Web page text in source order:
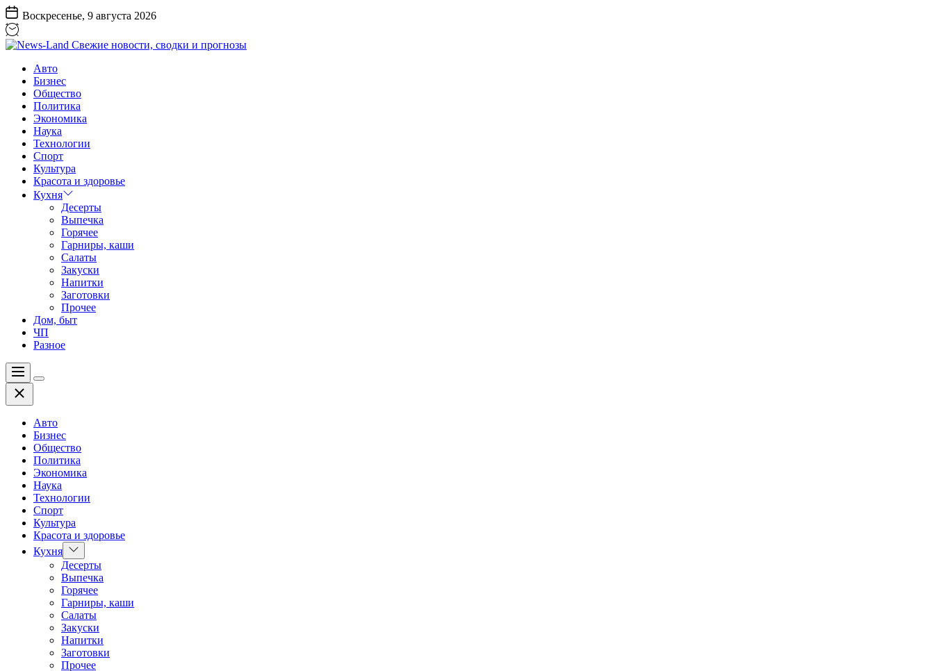
Перейти
к
содержанию
Воскресенье, 9 августа 2026
Land
Свежие
новости,
сводки
прогнозы
Авто
Бизнес
Общество
Политика
Экономика
Наука
Технологии
Спорт
Культура
Красота и здоровье
Кухня
Десерты
Выпечка
Горячее
Гарниры, каши
Салаты
Закуски
Напитки
Заготовки
Прочее
Дом, быт
ЧП
Разное
Меню
Цвет
Закрыть
Авто
Бизнес
Общество
Политика
Экономика
Наука
Технологии
Спорт
Культура
Красота и здоровье
Кухня Показать
подменю
Десерты
Выпечка
Горячее
Гарниры, каши
Салаты
Закуски
Напитки
Заготовки
Прочее